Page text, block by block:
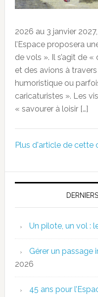
2026 au 3 janvier
l’Espace proposera
de vols ». Il s’agit de
et des avions à
humoristique ou
caricaturistes ». Les
« savourer à loisir […]
Plus d'article de cette
Un pilote, un vol :
Gérer un passage
2026
45 ans pour